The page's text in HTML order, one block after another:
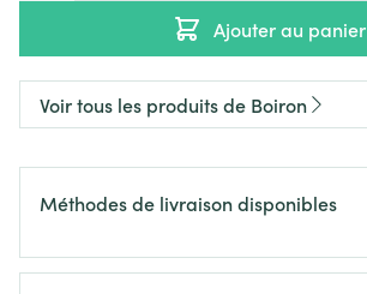
Ajouter au panier
Voir tous les produits de Boiron
Méthodes de livraison disponibles